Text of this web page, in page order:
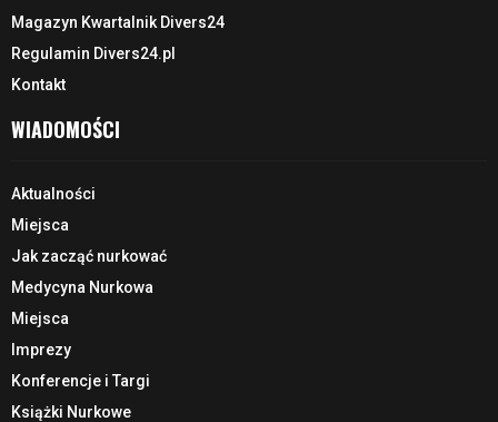
Magazyn Kwartalnik Divers24
Regulamin Divers24.pl
Kontakt
WIADOMOŚCI
Aktualności
Miejsca
Jak zacząć nurkować
Medycyna Nurkowa
Miejsca
Imprezy
Konferencje i Targi
Książki Nurkowe